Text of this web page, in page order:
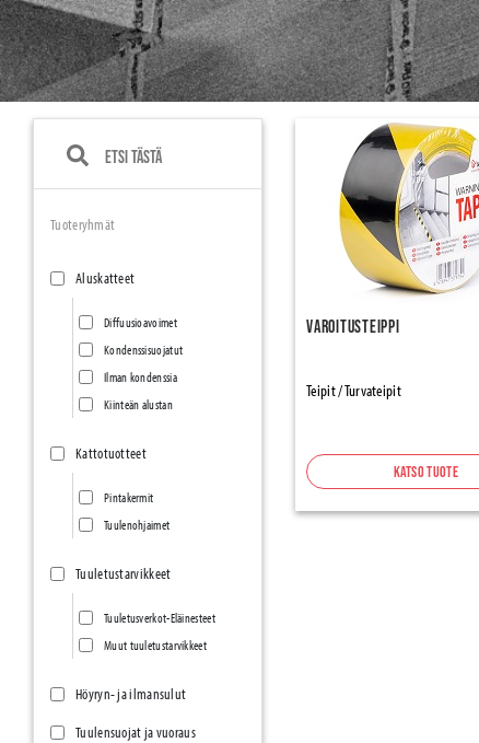
Tuoteryhmät
Aluskatteet
Diffuusioavoimet
Kondenssisuojatut
Ilman kondenssia
Kiinteän alustan
Kattotuotteet
Pintakermit
Tuulenohjaimet
Tuuletustarvikkeet
Tuuletusverkot-Eläinesteet
Muut tuuletustarvikkeet
Höyryn- ja ilmansulut
Tuulensuojat ja vuoraus
Varoitusteippi
Teipit / Turvateipit
Katso tuote